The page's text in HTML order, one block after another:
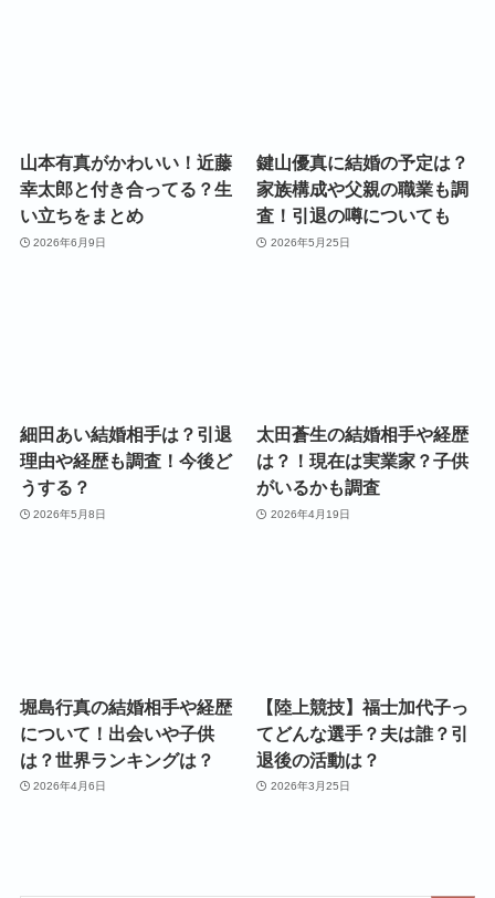
山本有真がかわいい！近藤
幸太郎と付き合ってる？生
い立ちをまとめ
2026年6月9日
鍵山優真に結婚の予定は？
家族構成や父親の職業も調
査！引退の噂についても
2026年5月25日
細田あい結婚相手は？引退
理由や経歴も調査！今後ど
うする？
2026年5月8日
太田蒼生の結婚相手や経歴
は？！現在は実業家？子供
がいるかも調査
2026年4月19日
堀島行真の結婚相手や経歴
について！出会いや子供
は？世界ランキングは？
2026年4月6日
【陸上競技】福士加代子っ
てどんな選手？夫は誰？引
退後の活動は？
2026年3月25日